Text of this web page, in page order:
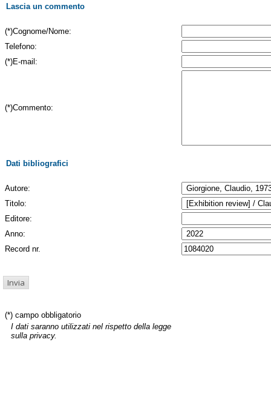
Lascia un commento
(*)Cognome/Nome:
Telefono:
(*)E-mail:
(*)Commento:
Dati bibliografici
Autore:
Titolo:
Editore:
Anno:
Record nr.
(*) campo obbligatorio
I dati saranno utilizzati nel rispetto della legge
sulla privacy.